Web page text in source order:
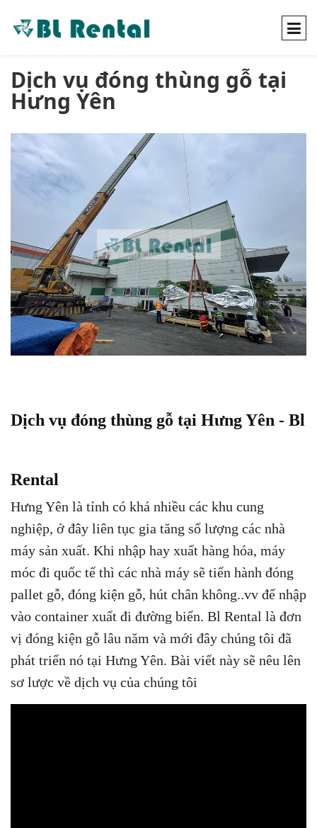
Dịch vụ đóng thùng gỗ tại
Hưng Yên
Dịch vụ đóng thùng gỗ tại Hưng Yên - Bl
Rental
Hưng Yên là tỉnh có khá nhiều các khu cung
nghiệp, ở đây liên tục gia tăng số lượng các nhà
máy sản xuất. Khi nhập hay xuất hàng hóa, máy
móc đi quốc tế thì các nhà máy sẽ tiến hành đóng
pallet gỗ, đóng kiện gỗ, hút chân không..vv để nhập
vào container xuất đi đường biển. Bl Rental là đơn
vị đóng kiện gỗ lâu năm và mới đây chúng tôi đã
phát triển nó tại Hưng Yên. Bài viết này sẽ nêu lên
sơ lược về dịch vụ của chúng tôi